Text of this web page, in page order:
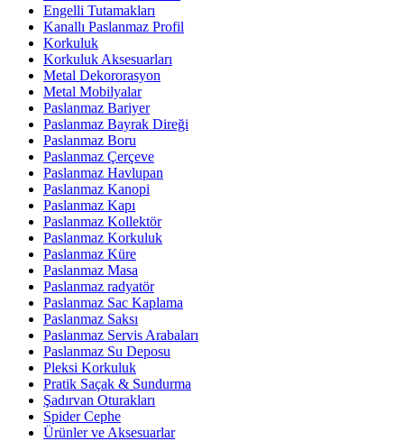
Engelli Tutamakları
Kanallı Paslanmaz Profil
Korkuluk
Korkuluk Aksesuarları
Metal Dekororasyon
Metal Mobilyalar
Paslanmaz Bariyer
Paslanmaz Bayrak Direği
Paslanmaz Boru
Paslanmaz Çerçeve
Paslanmaz Havlupan
Paslanmaz Kanopi
Paslanmaz Kapı
Paslanmaz Kollektör
Paslanmaz Korkuluk
Paslanmaz Küre
Paslanmaz Masa
Paslanmaz radyatör
Paslanmaz Sac Kaplama
Paslanmaz Saksı
Paslanmaz Servis Arabaları
Paslanmaz Su Deposu
Pleksi Korkuluk
Pratik Saçak & Sundurma
Şadırvan Oturakları
Spider Cephe
Ürünler ve Aksesuarlar